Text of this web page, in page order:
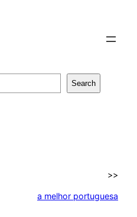
Search
>>
a melhor portuguesa